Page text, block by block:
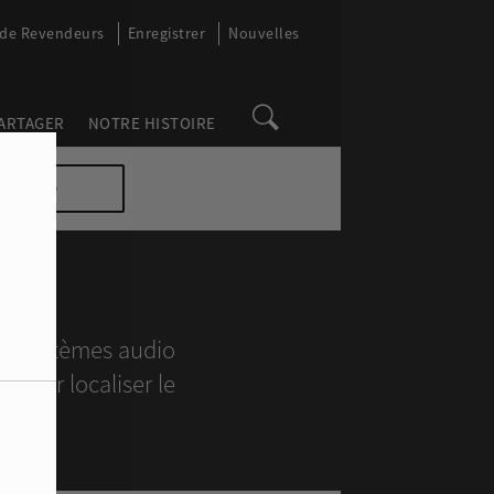
NOTRE HISTOIRE
Revendeurs Enregistrer Nouvelles
ligne
systèmes audio
pour localiser le